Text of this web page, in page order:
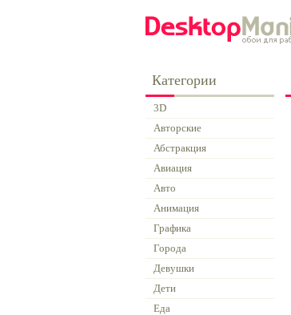
Категории
3D
Авторские
Абстракция
Авиация
Авто
Анимация
Графика
Города
Девушки
Дети
Еда